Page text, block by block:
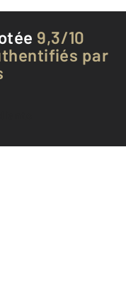
9,3/10
par